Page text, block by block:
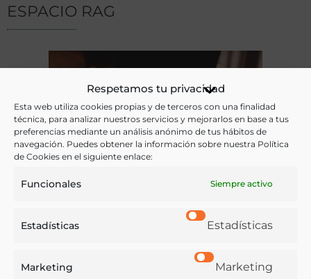
Respetamos tu privacidad
Esta web utiliza cookies propias y de terceros con una finalidad
técnica, para analizar nuestros servicios y mejorarlos en base a tus
preferencias mediante un análisis anónimo de tus hábitos de
navegación. Puedes obtener la información sobre nuestra Política
de Cookies en el siguiente enlace:
Funcionales Siempre activo
Estadísticas Estadísticas
Marketing Marketing
ESPACIO RAG
de la cultura gastronómica escritos por nuestros
Académicos.